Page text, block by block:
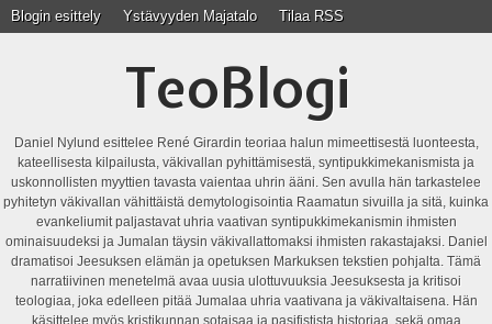
Blogin esittely Ystävyyden Majatalo Tilaa RSS
TeoBlogi
Daniel Nylund esittelee René Girardin teoriaa halun mimeettisestä luonteesta,
kateellisesta kilpailusta, väkivallan pyhittämisestä, syntipukkimekanismista ja
uskonnollisten myyttien tavasta vaientaa uhrin ääni. Sen avulla hän tarkastelee
pyhitetyn väkivallan vähittäistä demytologisointia Raamatun sivuilla ja sitä, kuinka
evankeliumit paljastavat uhria vaativan syntipukkimekanismin ihmisten
ominaisuudeksi ja Jumalan täysin väkivallattomaksi ihmisten rakastajaksi. Daniel
dramatisoi Jeesuksen elämän ja opetuksen Markuksen tekstien pohjalta. Tämä
narratiivinen menetelmä avaa uusia ulottuvuuksia Jeesuksesta ja kritisoi
teologiaa, joka edelleen pitää Jumalaa uhria vaativana ja väkivaltaisena. Hän
käsittelee myös kristikunnan sotaisaa ja pasifistista historiaa, sekä omaa